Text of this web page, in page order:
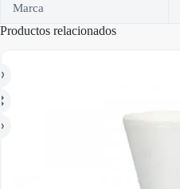
Marca
Productos relacionados